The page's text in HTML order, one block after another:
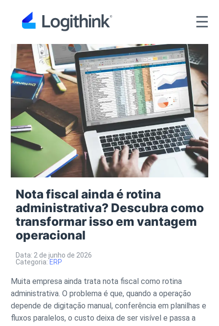
☰
Nota fiscal ainda é rotina
administrativa? Descubra como
transformar isso em vantagem
operacional
Data: 2 de junho de 2026
Categoria: ERP
Muita empresa ainda trata nota fiscal como rotina
administrativa. O problema é que, quando a operação
depende de digitação manual, conferência em planilhas e
fluxos paralelos, o custo deixa de ser visível e passa a